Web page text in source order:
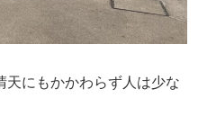
天にもかかわらず人は少な